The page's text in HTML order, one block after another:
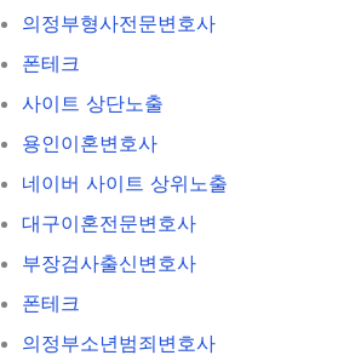
의정부형사전문변호사
폰테크
사이트 상단노출
용인이혼변호사
네이버 사이트 상위노출
대구이혼전문변호사
부장검사출신변호사
폰테크
의정부소년범죄변호사